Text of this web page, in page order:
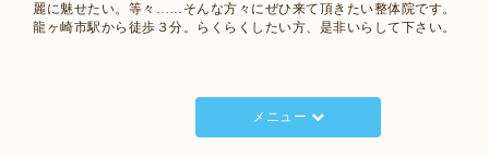
麗に魅せたい。等々……そんな方々にぜひ来て頂きたい整体院です。
龍ヶ崎市駅から徒歩３分。らくらくしたい方、是非いらして下さい。
メニュー